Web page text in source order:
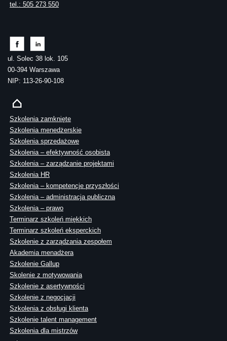
tel.: 505 273 550
ul. Solec 38 lok. 105
00-394 Warszawa
NIP: 113-26-90-108
Szkolenia zamknięte
Szkolenia menedżerskie
Szkolenia sprzedażowe
Szkolenia – efektywność osobista
Szkolenia – zarządzanie projektami
Szkolenia HR
Szkolenia – kompetencje przyszłości
Szkolenia – administracja publiczna
Szkolenia – prawo
Terminarz szkoleń miękkich
Terminarz szkoleń eksperckich
Szkolenie z zarządzania zespołem
Akademia menadżera
Szkolenie Gallup
Skolenie z motywowania
Szkolenie z asertywności
Szkolenie z negocjacji
Szkolenia z obsługi klienta
Szkolenie talent management
Szkolenia dla mistrzów